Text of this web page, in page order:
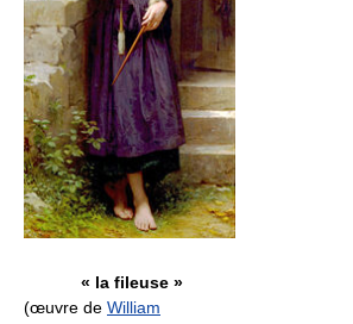
« la fileuse »
(œuvre de William